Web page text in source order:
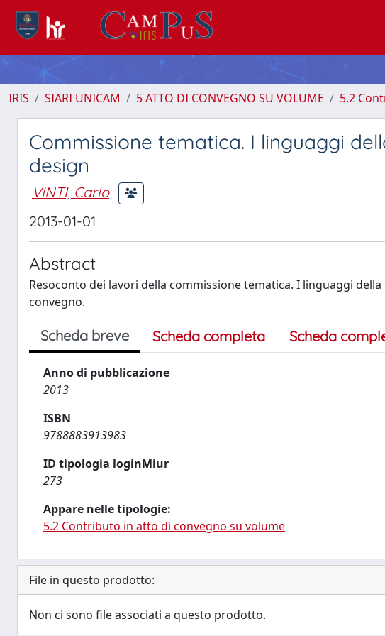
IRIS SIARI UNICAM 5 ATTO DI CONVEGNO SU VOLUME 5.2
Commissione tematica. I linguaggi
design
VINTI, Carlo
2013-01-01
Abstract
Resoconto dei lavori della commissione tematica. I linguaggi
convegno.
Scheda breve Scheda completa Scheda
Anno di pubblicazione
2013
ISBN
9788883913983
ID tipologia loginMiur
273
Appare nelle tipologie:
5.2 Contributo in atto di convegno su volume
File in questo prodotto:
Non ci sono file associati a questo prodotto.